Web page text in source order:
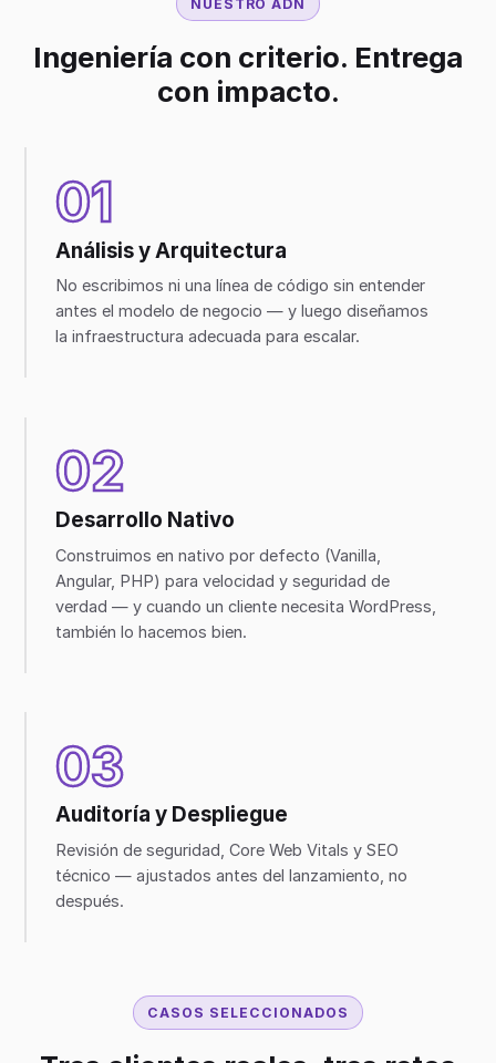
NUESTRO ADN
Ingeniería con criterio. Entrega
con impacto.
01
Análisis y Arquitectura
No escribimos ni una línea de código sin entender
antes el modelo de negocio — y luego diseñamos
la infraestructura adecuada para escalar.
02
Desarrollo Nativo
Construimos en nativo por defecto (Vanilla,
Angular, PHP) para velocidad y seguridad de
verdad — y cuando un cliente necesita WordPress,
también lo hacemos bien.
03
Auditoría y Despliegue
Revisión de seguridad, Core Web Vitals y SEO
técnico — ajustados antes del lanzamiento, no
después.
CASOS SELECCIONADOS